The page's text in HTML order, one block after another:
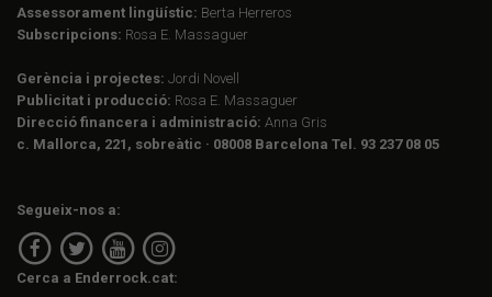
Assessorament lingüístic: Berta Herreros
Subscripcions: Rosa E. Massaguer
Gerència i projectes: Jordi Novell
Publicitat i producció: Rosa E. Massaguer
Direcció financera i administració: Anna Gris
c. Mallorca, 221, sobreàtic · 08008 Barcelona Tel. 93 237 08 05
Segueix-nos a:
Cerca a Enderrock.cat: